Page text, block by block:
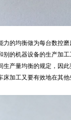
力的均衡做为每台数控
的机器设备的生产加工
生产量均衡的规定，因
床加工又要有效地在其